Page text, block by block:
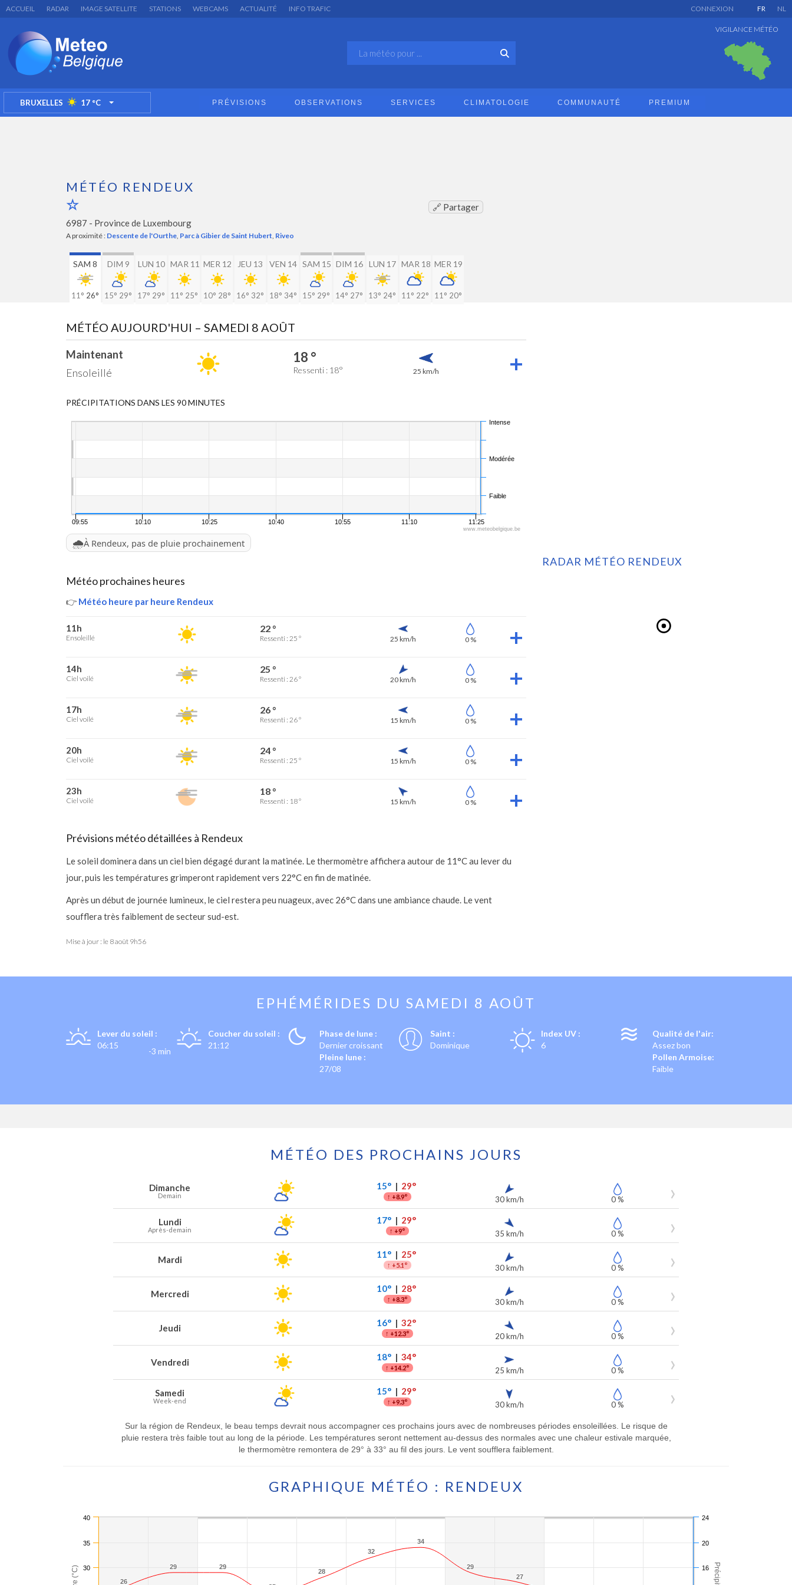
ACCUEIL RADAR IMAGE SATELLITE STATIONS WEBCAMS ACTUALITÉ INFO TRAFIC FR NL
CONNEXION
VIGILANCE MÉTÉO
BRUXELLES 17°C TOGGLE DROPDOWN PRÉVISIONS OBSERVATIONS SERVICES CLIMATOLOGIE COMMUNAUTÉ PREMIUM
MÉTÉO RENDEUX
🔗 Partager
6987 - Province de Luxembourg
A proximité : Descente de l'Ourthe, Parc à Gibier de Saint Hubert, Riveo
SAM 8
11° 26°
DIM 9
15° 29°
LUN 10
17° 29°
MAR 11
11° 25°
MER 12
10° 28°
JEU 13
16° 32°
VEN 14
18° 34°
SAM 15
15° 29°
DIM 16
14° 27°
LUN 17
13° 24°
MAR 18
11° 22°
MER 19
11° 20°
MÉTÉO AUJOURD'HUI – SAMEDI 8 AOÛT
Maintenant
Ensoleillé
18 °
Ressenti : 18° 25 km/h
PRÉCIPITATIONS DANS LES 90 MINUTES
09:55 10:10 10:25 10:40 10:55 11:10 11:25
Faible
Modérée
Intense
www.meteobelgique.be
🌧️À Rendeux, pas de pluie prochainement
Météo prochaines heures
👉 Météo heure par heure Rendeux
11h
Ensoleillé
22 °
Ressenti : 25 ° 25 km/h 0 %
14h
Ciel voilé
25 °
Ressenti : 26 ° 20 km/h 0 %
17h
Ciel voilé
26 °
Ressenti : 26 ° 15 km/h 0 %
20h
Ciel voilé
24 °
Ressenti : 25 ° 15 km/h 0 %
23h
Ciel voilé
18 °
Ressenti : 18 ° 15 km/h 0 %
Prévisions météo détaillées à Rendeux
Le soleil dominera dans un ciel bien dégagé durant la matinée. Le thermomètre affichera autour de 11°C au lever du
jour, puis les températures grimperont rapidement vers 22°C en fin de matinée.
Après un début de journée lumineux, le ciel restera peu nuageux, avec 26°C dans une ambiance chaude. Le vent
soufflera très faiblement de secteur sud-est.
Mise à jour : le 8 août 9h56
RADAR MÉTÉO RENDEUX
EPHÉMÉRIDES DU SAMEDI 8 AOÛT
Lever du soleil :
06:15
-3 min
Coucher du soleil :
21:12
Phase de lune :
Dernier croissant
Pleine lune :
27/08
Saint :
Dominique
Index UV :
6
Qualité de l'air:
Assez bon
Pollen Armoise:
Faible
MÉTÉO DES PROCHAINS JOURS
Prévisions météo à Rendeux pour les 7 prochains jours
Météo Températures Précipitations
Dimanche
Demain
15°| 29°
↑ +8.9° 30 km/h 0 %
Lundi
Après-demain
17°| 29°
↑ +9° 35 km/h 0 %
Mardi 11°| 25°
↑ +5.1° 30 km/h 0 %
Mercredi 10°| 28°
↑ +8.3° 30 km/h 0 %
Jeudi 16°| 32°
↑ +12.3° 20 km/h 0 %
Vendredi 18°| 34°
↑ +14.2° 25 km/h 0 %
Samedi
Week-end
15°| 29°
↑ +9.3° 30 km/h 0 %
Sur la région de Rendeux, le beau temps devrait nous accompagner ces prochains jours avec de nombreuses périodes ensoleillées. Le risque de
pluie restera très faible tout au long de la période. Les températures seront nettement au-dessus des normales avec une chaleur estivale marquée,
le thermomètre remontera de 29° à 33° au fil des jours. Le vent soufflera faiblement.
GRAPHIQUE MÉTÉO : RENDEUX
26
26
29
29 29
29
28
28
32
32
34
34
29
29
27
27
30
35
40
16
20
24